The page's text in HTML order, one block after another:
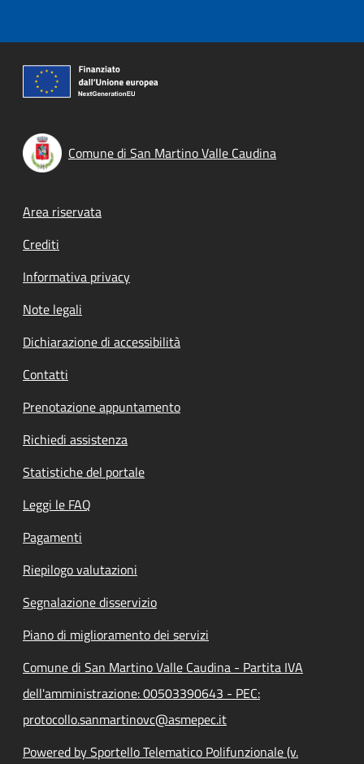
Comune di San Martino Valle Caudina
Footer menu
Area riservata
Crediti
Informativa privacy
Note legali
Dichiarazione di accessibilità
Contatti
Prenotazione appuntamento
Richiedi assistenza
Statistiche del portale
Leggi le FAQ
Pagamenti
Riepilogo valutazioni
Segnalazione disservizio
Piano di miglioramento dei servizi
Comune di San Martino Valle Caudina - Partita IVA
dell'amministrazione: 00503390643 - PEC:
protocollo.sanmartinovc@asmepec.it
Powered by Sportello Telematico Polifunzionale (v.